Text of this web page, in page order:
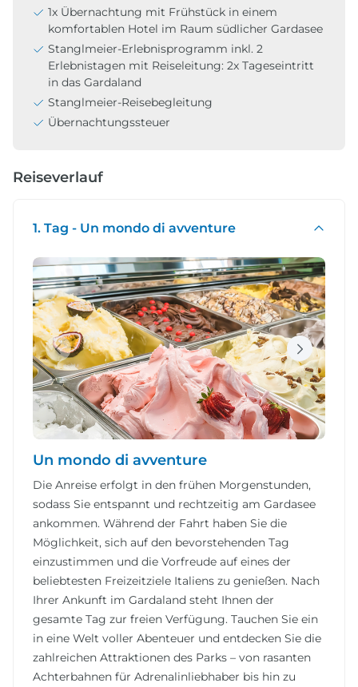
1x Übernachtung mit Frühstück in einem
komfortablen Hotel im Raum südlicher Gardasee
Stanglmeier-Erlebnisprogramm inkl. 2
Erlebnistagen mit Reiseleitung: 2x Tageseintritt
in das Gardaland
Stanglmeier-Reisebegleitung
Übernachtungssteuer
Reiseverlauf
1. Tag - Un mondo di avventure
Un mondo di avventure
Die Anreise erfolgt in den frühen Morgenstunden,
sodass Sie entspannt und rechtzeitig am Gardasee
ankommen. Während der Fahrt haben Sie die
Möglichkeit, sich auf den bevorstehenden Tag
einzustimmen und die Vorfreude auf eines der
beliebtesten Freizeitziele Italiens zu genießen. Nach
Ihrer Ankunft im Gardaland steht Ihnen der
gesamte Tag zur freien Verfügung. Tauchen Sie ein
in eine Welt voller Abenteuer und entdecken Sie die
zahlreichen Attraktionen des Parks – von rasanten
Achterbahnen für Adrenalinliebhaber bis hin zu